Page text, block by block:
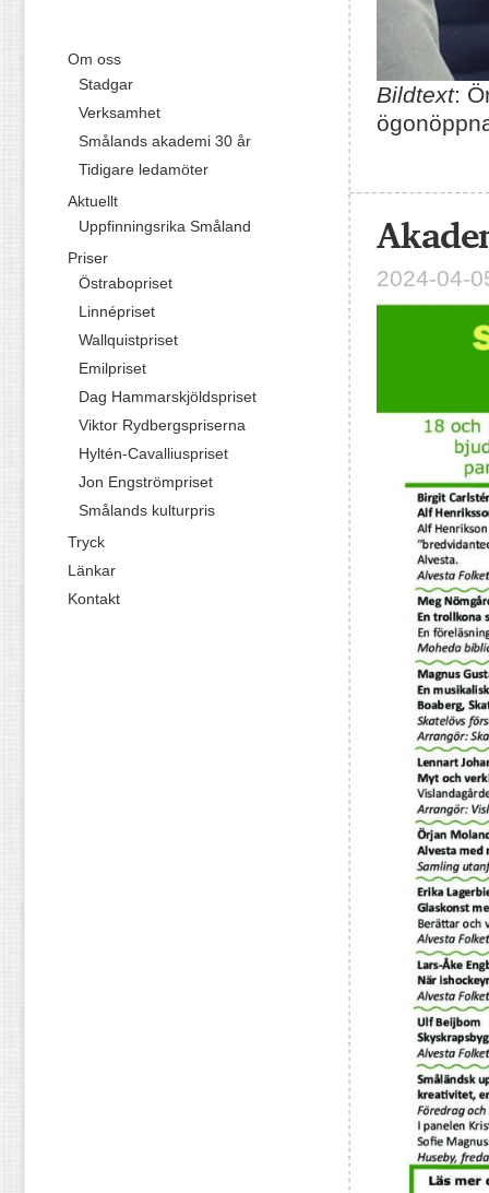
Bildtext:
2024-04-
Om oss
Stadgar
Verksamhet
Smålands akademi 30 år
Tidigare ledamöter
Aktuellt
Uppfinningsrika Småland
Priser
Östrabopriset
Linnépriset
Wallquistpriset
Emilpriset
Dag Hammarskjöldspriset
Viktor Rydbergspriserna
Hyltén-Cavalliuspriset
Jon Engströmpriset
Smålands kulturpris
Tryck
Länkar
Kontakt